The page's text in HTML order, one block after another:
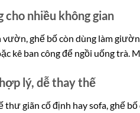
cho nhiều không gian
vườn, ghế bố còn dùng làm
kê ban công để ngồi uống trà.
lý, dễ thay thế
thư giãn cố định hay sofa, ghế